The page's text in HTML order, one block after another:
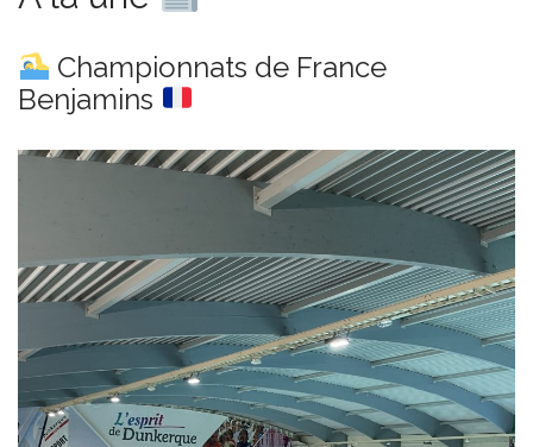
i
g
a
t
i
o
Championnats de France
Benjamins